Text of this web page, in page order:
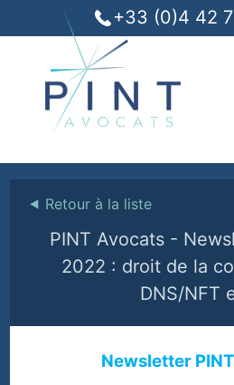
+33 (0)4 42
⯇ Retour à la liste
PINT Avocats -
2022 : droit de la
DNS/NFT
Newsletter